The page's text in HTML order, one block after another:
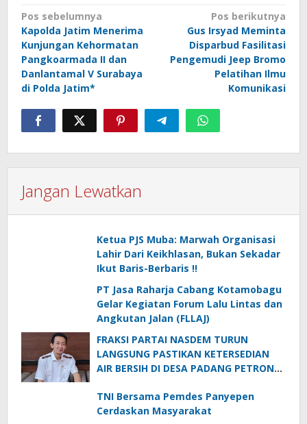
Navigasi
pos
Pos sebelumnya
Kapolda Jatim Menerima
Kunjungan Kehormatan
Pangkoarmada II dan
Danlantamal V Surabaya
di Polda Jatim*
Pos berikutnya
Gus Irsyad Meminta
Disparbud Fasilitasi
Pengemudi Jeep Bromo
Pelatihan Ilmu
Komunikasi
Jangan Lewatkan
Ketua PJS Muba: Marwah Organisasi
Lahir Dari Keikhlasan, Bukan Sekadar
Ikut Baris-Berbaris !!
PT Jasa Raharja Cabang Kotamobagu
Gelar Kegiatan Forum Lalu Lintas dan
Angkutan Jalan (FLLAJ)
FRAKSI PARTAI NASDEM TURUN
LANGSUNG PASTIKAN KETERSEDIAN
AIR BERSIH DI DESA PADANG PETRON
TNI Bersama Pemdes Panyepen
Cerdaskan Masyarakat